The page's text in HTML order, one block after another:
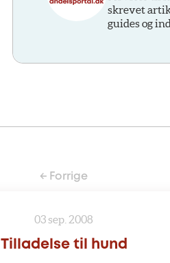
skrevet
guides og
← Forrige
03 sep. 2008
Tilladelse til hund